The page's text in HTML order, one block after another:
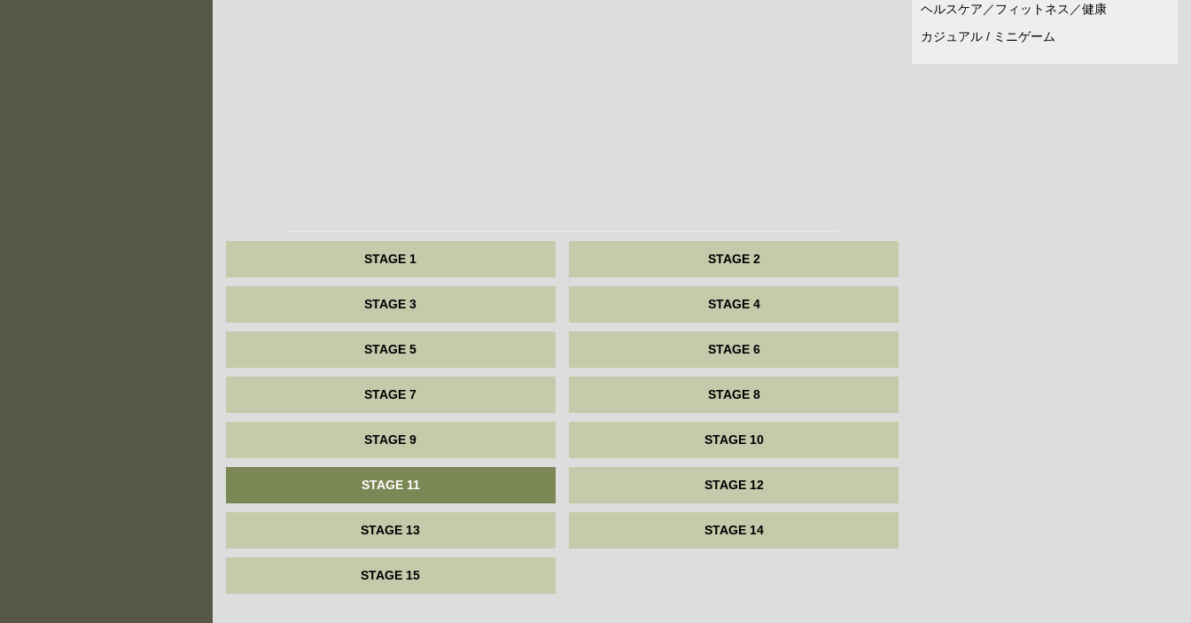
STAGE 1 STAGE 2
STAGE 3 STAGE 4
STAGE 5 STAGE 6
STAGE 7 STAGE 8
STAGE 9 STAGE 10
STAGE 11 STAGE 12
STAGE 13 STAGE 14
STAGE 15
ヘルスケア／フィットネス／健康
カジュアル / ミニゲーム